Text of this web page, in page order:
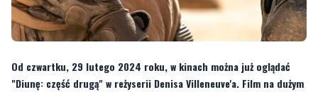
Od czwartku, 29 lutego 2024 roku, w kinach można już oglądać
"Diunę: część drugą" w reżyserii Denisa Villeneuve'a. Film na dużym